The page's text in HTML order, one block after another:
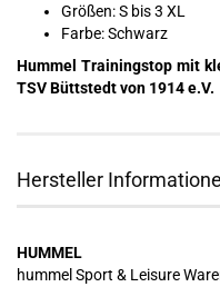
Größen: S bis 3 XL
Farbe: Schwarz
Hummel Trainingstop mit
TSV Büttstedt von 1914 e.V.
Hersteller
HUMMEL
hummel Sport & Leisure